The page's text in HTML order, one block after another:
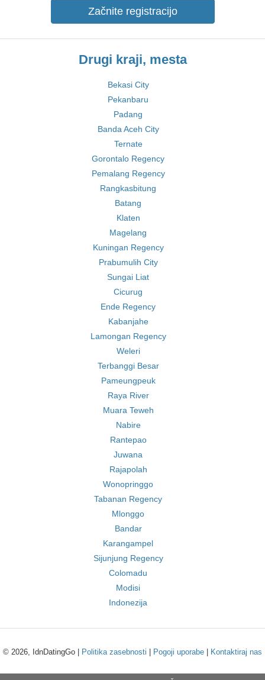
Začnite registracijo
Drugi kraji, mesta
Bekasi City
Pekanbaru
Padang
Banda Aceh City
Ternate
Gorontalo Regency
Pemalang Regency
Rangkasbitung
Batang
Klaten
Magelang
Kuningan Regency
Prabumulih City
Sungai Liat
Cicurug
Ende Regency
Kabanjahe
Lamongan Regency
Weleri
Terbanggi Besar
Pameungpeuk
Raya River
Muara Teweh
Nabire
Rantepao
Juwana
Rajapolah
Wonopringgo
Tabanan Regency
Mlonggo
Bandar
Karangampel
Sijunjung Regency
Colomadu
Modisi
Indonezija
© 2026, IdnDatingGo | Politika zasebnosti Pogoji uporabe Kontaktiraj nas